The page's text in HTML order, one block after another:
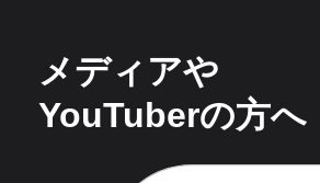
メディアや
YouTuberの方へ